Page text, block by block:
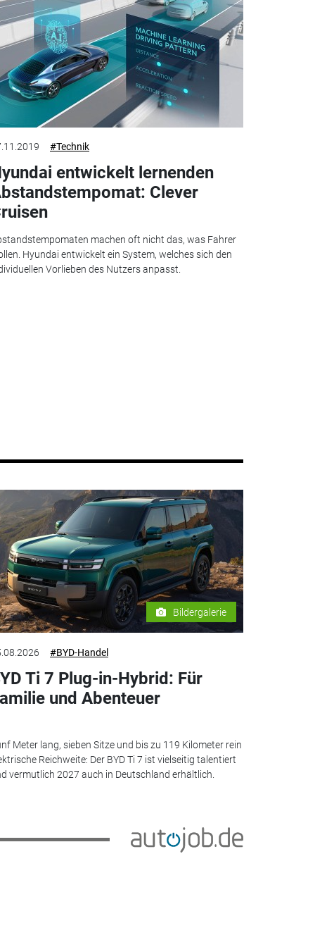
#Technik
entwickelt lernenden
Clever
machen oft nicht das, was Fahrer
Hyundai entwickelt ein System, welches sich den
Vorlieben des Nutzers anpasst.
Bildergalerie
#BYD-Handel
Ti 7 Plug-in-Hybrid: Für
und Abenteuer
Meter lang, sieben Sitze und bis zu 119 Kilometer rein
Reichweite: Der BYD Ti 7 ist vielseitig talentiert
vermutlich 2027 auch in Deutschland erhältlich.